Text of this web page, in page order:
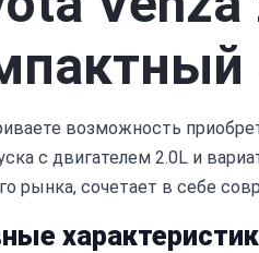
возможность
с двигателем 2.0L и
рынка, сочетает в себе